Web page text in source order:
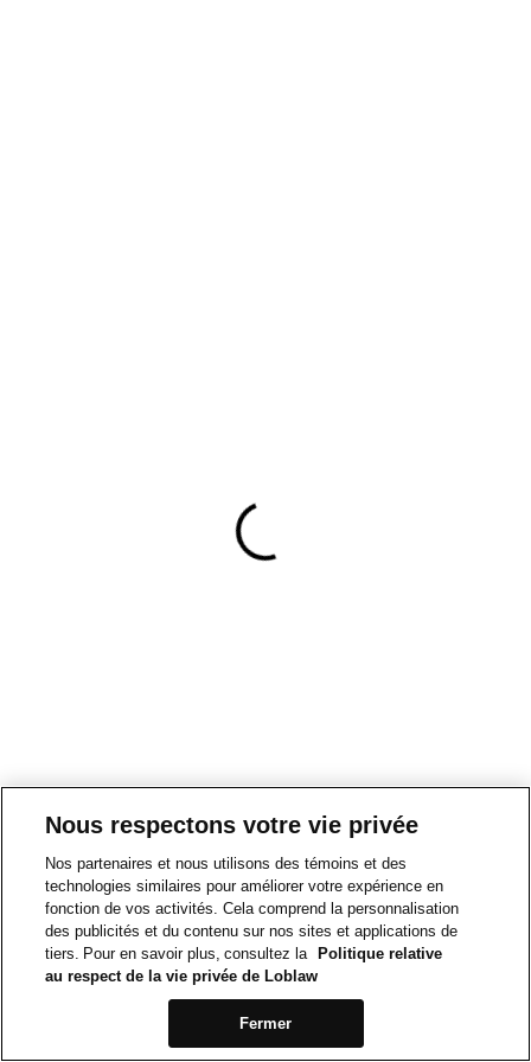
Nous respectons votre vie privée
Nos partenaires et nous utilisons des témoins et des
technologies similaires pour améliorer votre expérience en
fonction de vos activités. Cela comprend la personnalisation
des publicités et du contenu sur nos sites et applications de
tiers. Pour en savoir plus, consultez la
Politique relative
au respect de la vie privée de Loblaw
Fermer